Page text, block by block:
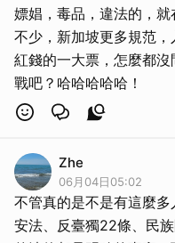
嫖娼，毒品，違法的，
不少，新加坡更多規范
紅錢的一大票，怎麼都
Zhe
06月04日05:02
不管真的是不是有這麼
安法、反臺獨22條、民